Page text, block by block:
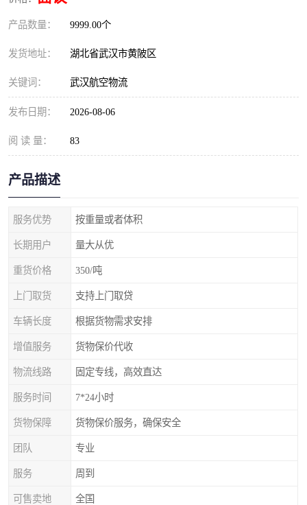
产品数量： 9999.00个
发货地址： 湖北省武汉市黄陂区
关键词： 武汉航空物流
发布日期： 2026-08-06
阅 读 量： 83
产品描述
服务优势 按重量或者体积
长期用户 量大从优
重货价格 350/吨
上门取货 支持上门取贷
车辆长度 根据货物需求安排
增值服务 货物保价代收
物流线路 固定专线，高效直达
服务时间 7*24小时
货物保障 货物保价服务，确保安全
团队 专业
服务 周到
可售卖地 全国